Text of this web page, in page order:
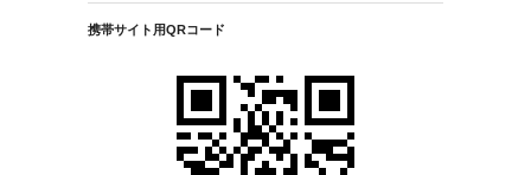
携帯サイト用QRコード